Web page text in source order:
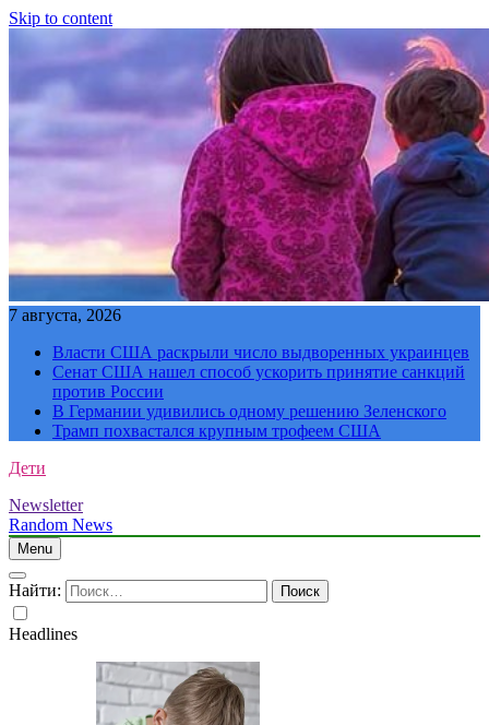
Skip to content
7 августа, 2026
Власти США раскрыли число выдворенных украинцев
Сенат США нашел способ ускорить принятие санкций
против России
В Германии удивились одному решению Зеленского
Трамп похвастался крупным трофеем США
Дети
Newsletter
Random News
Menu
Найти:
Headlines